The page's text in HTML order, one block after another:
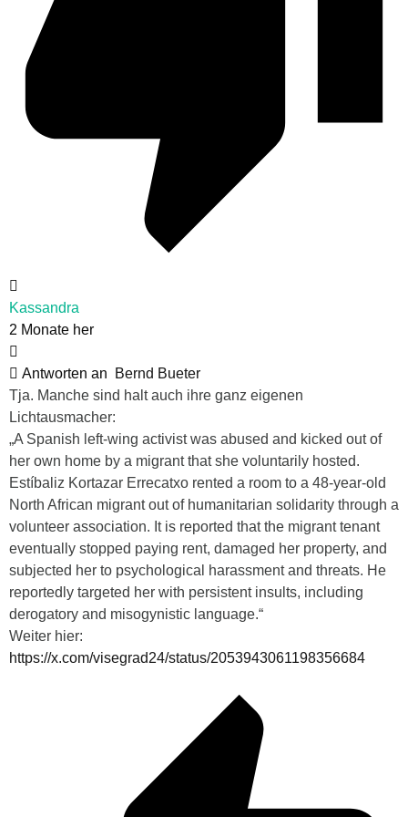
Kassandra
2 Monate her
Antworten an
Bernd Bueter
Tja. Manche sind halt auch ihre ganz eigenen
Lichtausmacher:
„A Spanish left-wing activist was abused and kicked out of
her own home by a migrant that she voluntarily hosted.
Estíbaliz Kortazar Errecatxo rented a room to a 48-year-old
North African migrant out of humanitarian solidarity through a
volunteer association. It is reported that the migrant tenant
eventually stopped paying rent, damaged her property, and
subjected her to psychological harassment and threats. He
reportedly targeted her with persistent insults, including
derogatory and misogynistic language.“
Weiter hier:
https://x.com/visegrad24/status/2053943061198356684